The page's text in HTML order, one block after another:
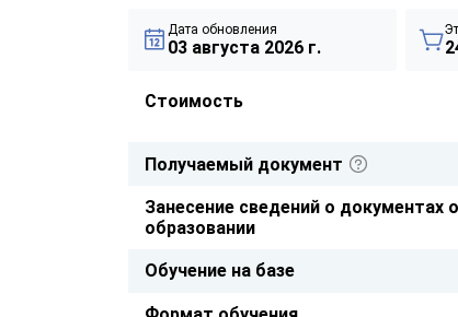
Дата обновления
03 августа 2026 г.
Стоимость
Получаемый документ
Занесение сведений о документах
образовании
Обучение на базе